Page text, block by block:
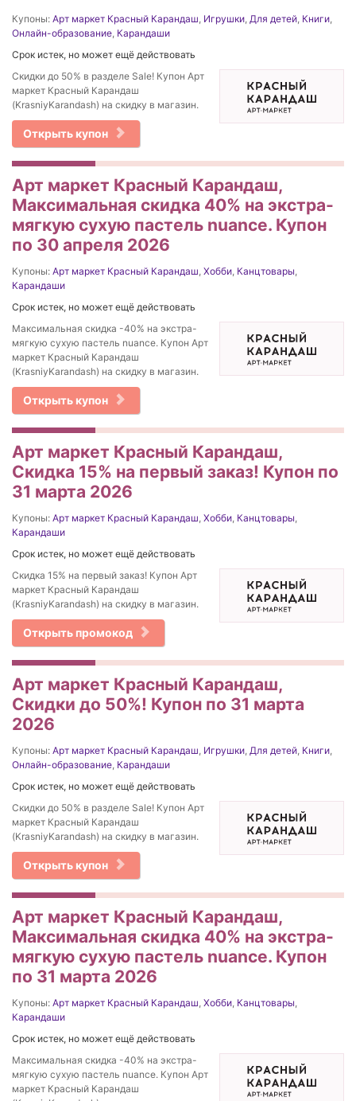
Купоны: Арт маркет Красный Карандаш, Игрушки, Для детей, Книги,
Онлайн-образование, Карандаши
Срок истек, но может ещё действовать
Скидки до 50% в разделе Sale! Купон Арт
маркет Красный Карандаш
(KrasniyKarandash) на скидку в магазин.
Открыть купон
Арт маркет Красный Карандаш,
Максимальная скидка 40% на экстра-
мягкую сухую пастель nuance. Купон
по 30 апреля 2026
Купоны: Арт маркет Красный Карандаш, Хобби, Канцтовары,
Карандаши
Срок истек, но может ещё действовать
Максимальная скидка -40% на экстра-
мягкую сухую пастель nuance. Купон Арт
маркет Красный Карандаш
(KrasniyKarandash) на скидку в магазин.
Открыть купон
Арт маркет Красный Карандаш,
Скидка 15% на первый заказ! Купон по
31 марта 2026
Купоны: Арт маркет Красный Карандаш, Хобби, Канцтовары,
Карандаши
Срок истек, но может ещё действовать
Скидка 15% на первый заказ! Купон Арт
маркет Красный Карандаш
(KrasniyKarandash) на скидку в магазин.
Открыть промокод
Арт маркет Красный Карандаш,
Скидки до 50%! Купон по 31 марта
2026
Купоны: Арт маркет Красный Карандаш, Игрушки, Для детей, Книги,
Онлайн-образование, Карандаши
Срок истек, но может ещё действовать
Скидки до 50% в разделе Sale! Купон Арт
маркет Красный Карандаш
(KrasniyKarandash) на скидку в магазин.
Открыть купон
Арт маркет Красный Карандаш,
Максимальная скидка 40% на экстра-
мягкую сухую пастель nuance. Купон
по 31 марта 2026
Купоны: Арт маркет Красный Карандаш, Хобби, Канцтовары,
Карандаши
Срок истек, но может ещё действовать
Максимальная скидка -40% на экстра-
мягкую сухую пастель nuance. Купон Арт
маркет Красный Карандаш